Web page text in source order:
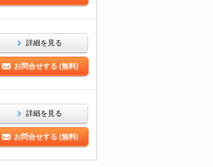
詳細を見る
お問合せする (無料)
詳細を見る
お問合せする (無料)